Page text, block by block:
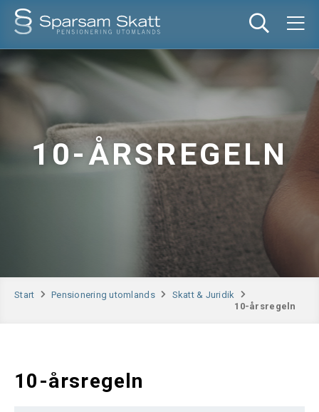
10-ÅRSREGELN
Start Pensionering utomlands
Skatt & Juridik
10-årsregeln
10-årsregeln